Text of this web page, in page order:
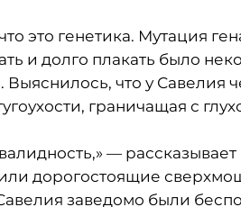
это генетика. Мутация
и долго плакать было
Выяснилось, что у Савелия
граничащая с
—
дорогостоящие
заведомо были